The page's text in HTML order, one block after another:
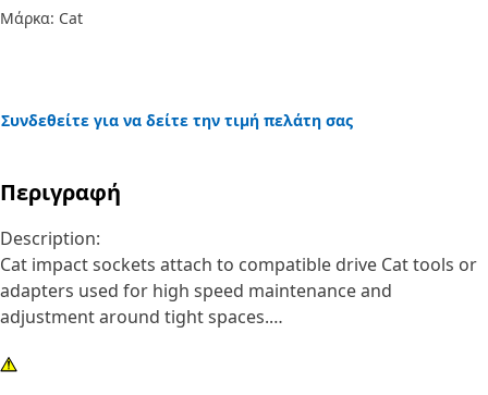
Μάρκα: Cat
Συνδεθείτε για να δείτε την τιμή πελάτη σας
Περιγραφή
Description:
Cat impact sockets attach to compatible drive Cat tools or
adapters used for high speed maintenance and
adjustment around tight spaces.
Attributes: